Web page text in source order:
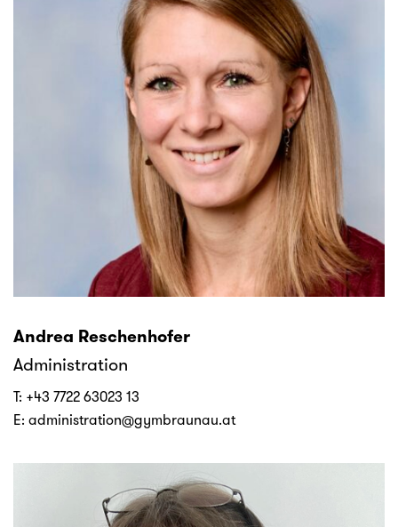
Andrea Reschenhofer
Administration
T: +43 7722 63023 13
E: administration@gymbraunau.at